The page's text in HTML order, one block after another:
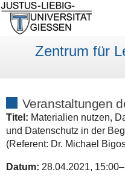
Zentrum für
Veranstaltungen
Titel: Materialien nutzen,
und Datenschutz in der
(Referent: Dr. Michael
Datum: 28.04.2021,